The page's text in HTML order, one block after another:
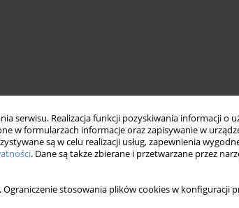
serwisu. Realizacja funkcji pozyskiwania informacji o
w formularzach informacje oraz zapisywanie w
są w celu realizacji usług, zapewnienia
. Dane są także zbierane i przetwarzane przez
stosowania plików cookies w konfiguracji
kowników partycypacja